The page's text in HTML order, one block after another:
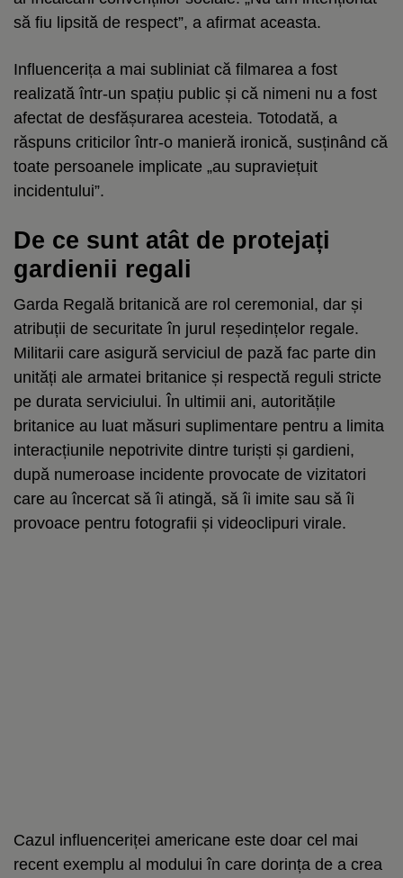
să fiu lipsită de respect”, a afirmat aceasta.
Influencerița a mai subliniat că filmarea a fost
realizată într-un spațiu public și că nimeni nu a fost
afectat de desfășurarea acesteia. Totodată, a
răspuns criticilor într-o manieră ironică, susținând că
toate persoanele implicate „au supraviețuit
incidentului”.
De ce sunt atât de protejați
gardienii regali
Garda Regală britanică are rol ceremonial, dar și
atribuții de securitate în jurul reședințelor regale.
Militarii care asigură serviciul de pază fac parte din
unități ale armatei britanice și respectă reguli stricte
pe durata serviciului. În ultimii ani, autoritățile
britanice au luat măsuri suplimentare pentru a limita
interacțiunile nepotrivite dintre turiști și gardieni,
după numeroase incidente provocate de vizitatori
care au încercat să îi atingă, să îi imite sau să îi
provoace pentru fotografii și videoclipuri virale.
Cazul influenceriței americane este doar cel mai
recent exemplu al modului în care dorința de a crea